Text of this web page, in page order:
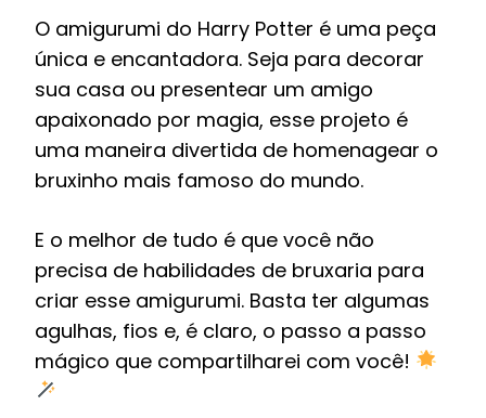
O amigurumi do Harry Potter é uma peça
única e encantadora. Seja para decorar
sua casa ou presentear um amigo
apaixonado por magia, esse projeto é
uma maneira divertida de homenagear o
bruxinho mais famoso do mundo.
E o melhor de tudo é que você não
precisa de habilidades de bruxaria para
criar esse amigurumi. Basta ter algumas
agulhas, fios e, é claro, o passo a passo
mágico que compartilharei com você!